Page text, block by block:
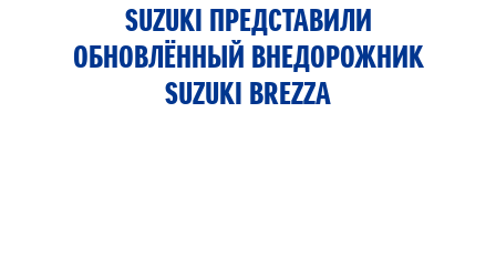
SUZUKI ПРЕДСТАВИЛИ
ОБНОВЛЁННЫЙ ВНЕДОРОЖНИК
SUZUKI BREZZA